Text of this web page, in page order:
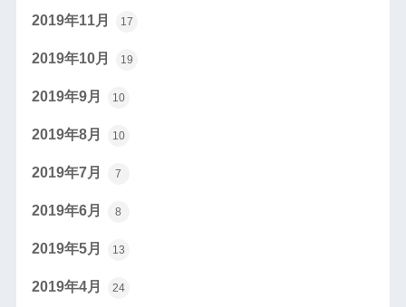
2019年11月 17
2019年10月 19
2019年9月 10
2019年8月 10
2019年7月 7
2019年6月 8
2019年5月 13
2019年4月 24